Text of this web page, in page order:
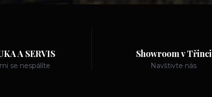
A SERVIS
se nespálíte
Showroom v Třinci
Navštivte nás